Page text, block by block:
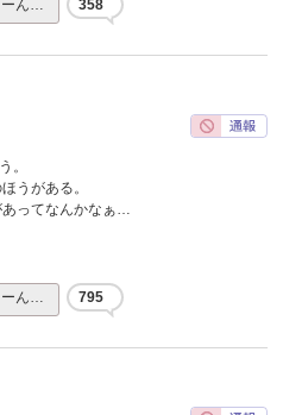
ーん… 358
。
うがある。
ってなんかなぁ…
ーん… 795